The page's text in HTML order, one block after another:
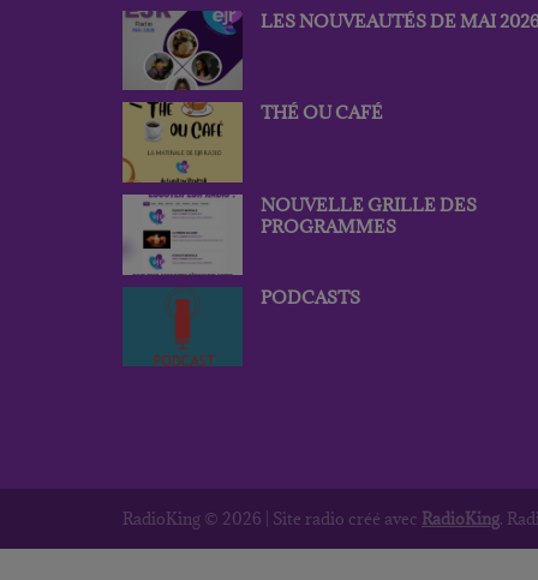
LES NOUVEAUTÉS DE MAI 2026
THÉ OU CAFÉ
NOUVELLE GRILLE DES
PROGRAMMES
PODCASTS
RadioKing © 2026 | Site radio créé avec RadioKing.